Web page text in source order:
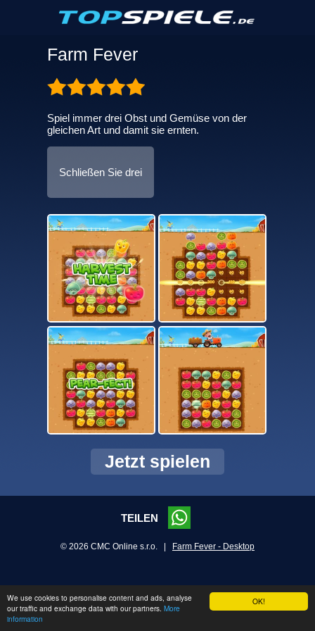
OK!
We use cookies to personalise content and ads, analyse
our traffic and exchange data with our partners. More
information
Farm Fever
Spiel immer drei Obst und Gemüse von der
gleichen Art und damit sie ernten.
Schließen Sie drei
Jetzt spielen
TEILEN
© 2026 CMC Online s.r.o. | Farm Fever - Desktop